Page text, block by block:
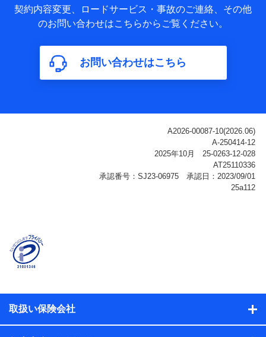
基本情報
氏名、電話番号、メールアドレス、お客さまの識別子、
属性、連絡先、dポイントサービスのご利用に関する情
構成、住所、dポイント残高、dポイント利用履歴などが
含まれます。
利用情報
ご契約状態・ご利用履歴インターネット利用時の行動に
関する情報、アプリケーション利用時の行動に関する情
報、購入されたサービスや商品の名称・購入場所・決済
に関する情報、アンケートの回答に関する情報などが含
名、住所、生年月日、性別、保険契約者と被保険者の関
係、保険加入の目的、保険商品の内容、保険料、保険料
のお支払方法、車のメーカーや走行距離などの情報、建
ル内容や送信履歴の情報及び保険の更改案内等を提供し
契約内容変更、ロードサービス・事故のご連絡、その他
のお問い合わせはこちらからご覧ください。
お問い合わせはこちら
取扱い保険会社